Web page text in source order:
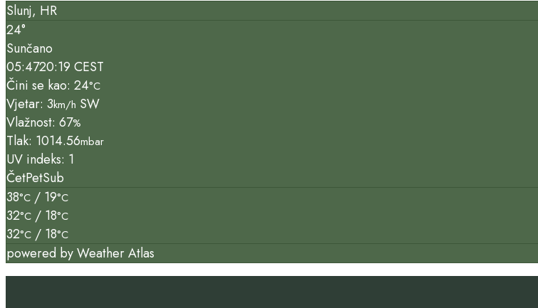
Slunj, HR
24°
Sunčano
05:4720:19 CEST
Čini se kao: 24°C
Vjetar: 3km/h SW
Vlažnost: 67%
Tlak: 1014.56mbar
UV indeks: 1
ČetPetSub
38°C / 19°C
32°C / 18°C
32°C / 18°C
powered byWeather Atlas